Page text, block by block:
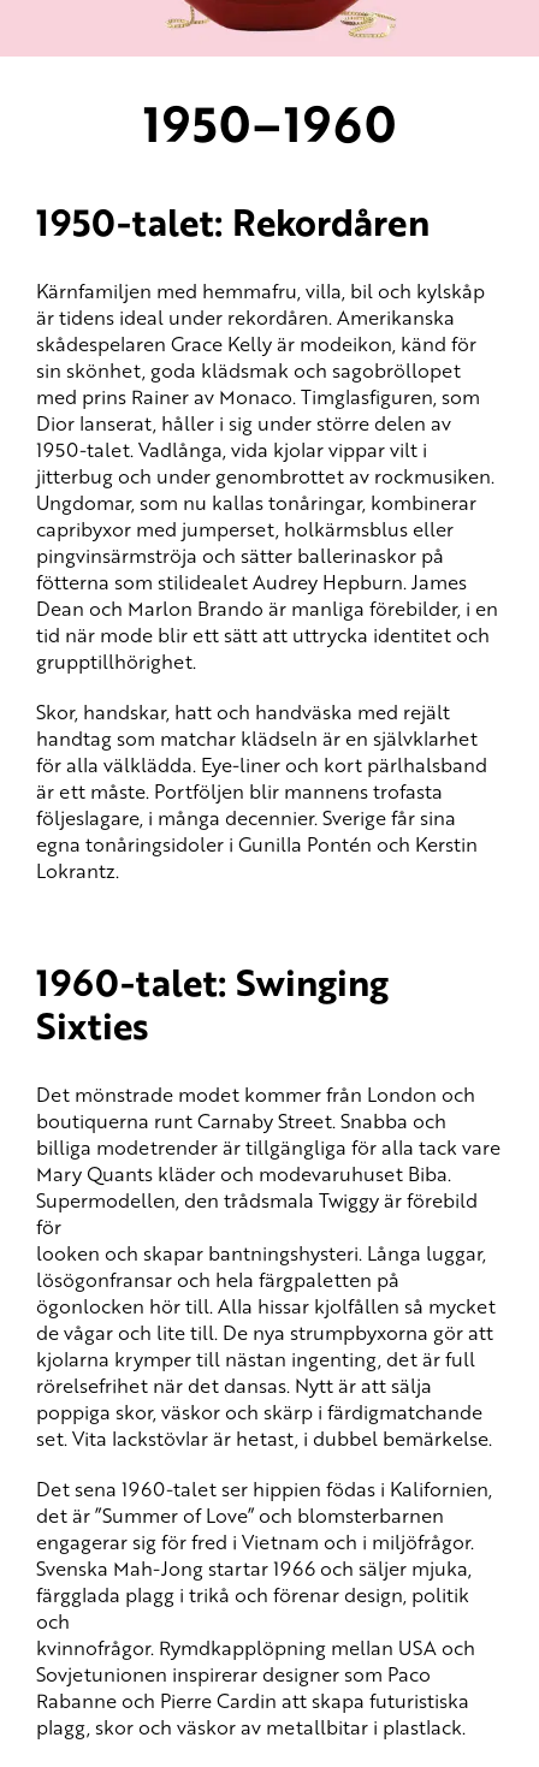
1950–1960
1950-talet: Rekordåren
Kärnfamiljen med hemmafru, villa, bil och kylskåp
är tidens ideal under rekordåren. Amerikanska
skådespelaren Grace Kelly är modeikon, känd för
sin skönhet, goda klädsmak och sagobröllopet
med prins Rainer av Monaco. Timglasfiguren, som
Dior lanserat, håller i sig under större delen av
1950-talet. Vadlånga, vida kjolar vippar vilt i
jitterbug och under genombrottet av rockmusiken.
Ungdomar, som nu kallas tonåringar, kombinerar
capribyxor med jumperset, holkärmsblus eller
pingvinsärmströja och sätter ballerinaskor på
fötterna som stilidealet Audrey Hepburn. James
Dean och Marlon Brando är manliga förebilder, i en
tid när mode blir ett sätt att uttrycka identitet och
grupptillhörighet.
Skor, handskar, hatt och handväska med rejält
handtag som matchar klädseln är en självklarhet
för alla välklädda. Eye-liner och kort pärlhalsband
är ett måste. Portföljen blir mannens trofasta
följeslagare, i många decennier. Sverige får sina
egna tonåringsidoler i Gunilla Pontén och Kerstin
Lokrantz.
1960-talet: Swinging
Sixties
Det mönstrade modet kommer från London och
boutiquerna runt Carnaby Street. Snabba och
billiga modetrender är tillgängliga för alla tack vare
Mary Quants kläder och modevaruhuset Biba.
Supermodellen, den trådsmala Twiggy är förebild
för
looken och skapar bantningshysteri. Långa luggar,
lösögonfransar och hela färgpaletten på
ögonlocken hör till. Alla hissar kjolfållen så mycket
de vågar och lite till. De nya strumpbyxorna gör att
kjolarna krymper till nästan ingenting, det är full
rörelsefrihet när det dansas. Nytt är att sälja
poppiga skor, väskor och skärp i färdigmatchande
set. Vita lackstövlar är hetast, i dubbel bemärkelse.
Det sena 1960-talet ser hippien födas i Kalifornien,
det är ”Summer of Love” och blomsterbarnen
engagerar sig för fred i Vietnam och i miljöfrågor.
Svenska Mah-Jong startar 1966 och säljer mjuka,
färgglada plagg i trikå och förenar design, politik
och
kvinnofrågor. Rymdkapplöpning mellan USA och
Sovjetunionen inspirerar designer som Paco
Rabanne och Pierre Cardin att skapa futuristiska
plagg, skor och väskor av metallbitar i plastlack.